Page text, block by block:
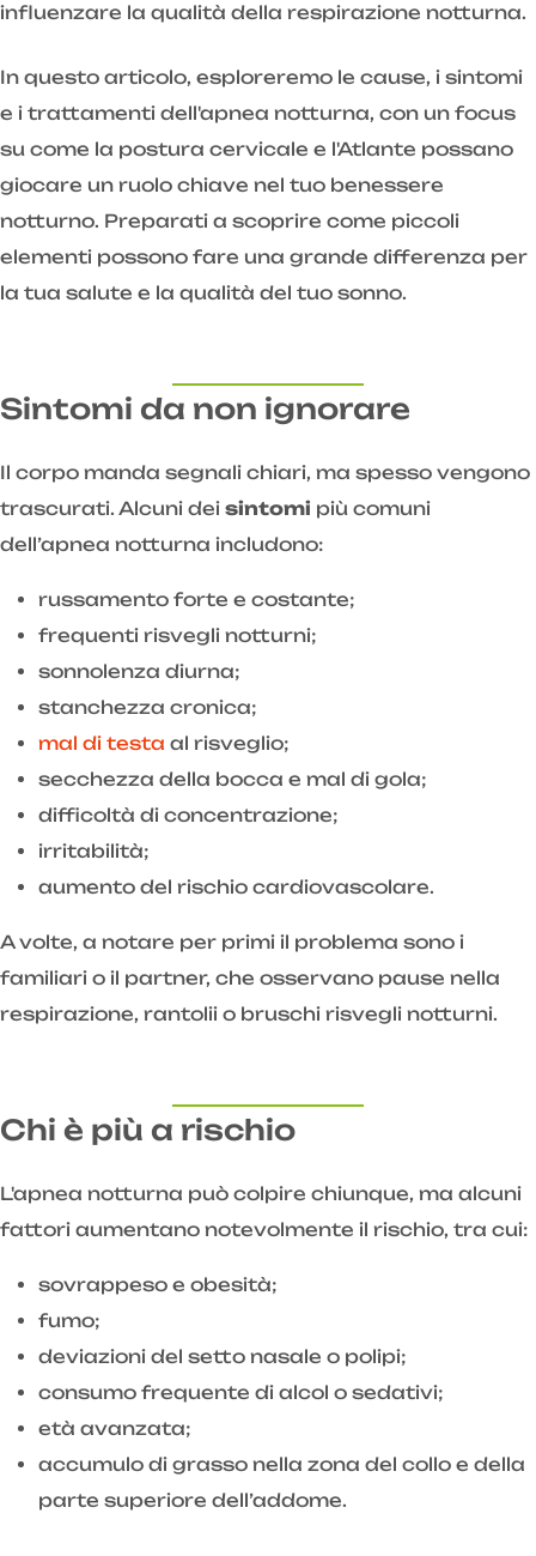
influenzare la qualità della respirazione notturna.
In questo articolo, esploreremo le cause, i sintomi
e i trattamenti dell'apnea notturna, con un focus
su come la postura cervicale e l'Atlante possano
giocare un ruolo chiave nel tuo benessere
notturno. Preparati a scoprire come piccoli
elementi possono fare una grande differenza per
la tua salute e la qualità del tuo sonno.
Sintomi da non ignorare
Il corpo manda segnali chiari, ma spesso vengono
trascurati. Alcuni dei sintomi più comuni
dell’apnea notturna includono:
russamento forte e costante;
frequenti risvegli notturni;
sonnolenza diurna;
stanchezza cronica;
mal di testa al risveglio;
secchezza della bocca e mal di gola;
difficoltà di concentrazione;
irritabilità;
aumento del rischio cardiovascolare.
A volte, a notare per primi il problema sono i
familiari o il partner, che osservano pause nella
respirazione, rantolii o bruschi risvegli notturni.
Chi è più a rischio
L'apnea notturna può colpire chiunque, ma alcuni
fattori aumentano notevolmente il rischio, tra cui:
sovrappeso e obesità;
fumo;
deviazioni del setto nasale o polipi;
consumo frequente di alcol o sedativi;
età avanzata;
accumulo di grasso nella zona del collo e della
parte superiore dell’addome.